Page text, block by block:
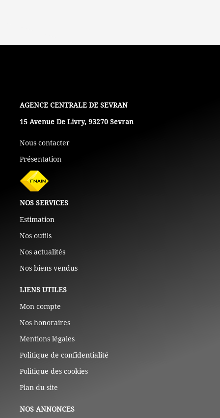
L'AGENCE
15 Avenue De Livry, 93270 Sevran
Nous contacter
Présentation
NOS SERVICES
Estimation
Nos outils
Nos actualités
Nos biens vendus
LIENS UTILES
Mon compte
Nos honoraires
Mentions légales
Politique de confidentialité
Politique des cookies
Plan du site
NOS ANNONCES